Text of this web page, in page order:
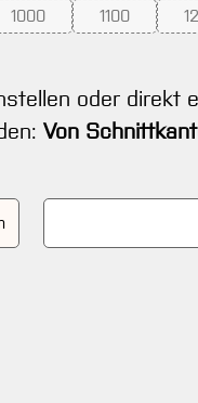
nicht verfügbar.)
ist zurzeit nicht verfügbar.)
1000
(Diese Option ist zurzeit
1100
(Diese
oder direkt
Von